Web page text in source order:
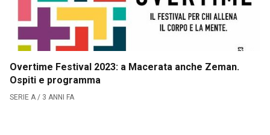
Overtime Festival 2023: a Macerata anche Zeman.
Ospiti e programma
SERIE A / 3 ANNI FA